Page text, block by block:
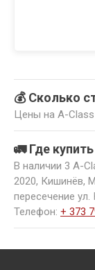
💰 Сколько
Цены на A-Class
🚛 Где
В наличии 3 A-
2020, Кишинёв,
пересечение
Телефон: + 373